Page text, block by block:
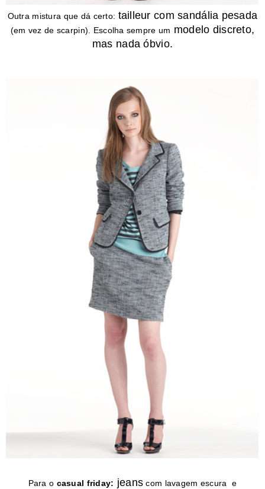
Outra mistura que dá certo: tailleur com sandália pesada
(em vez de scarpin). Escolha sempre um modelo discreto,
mas nada óbvio.
Para o casual friday: jeans com lavagem escura e